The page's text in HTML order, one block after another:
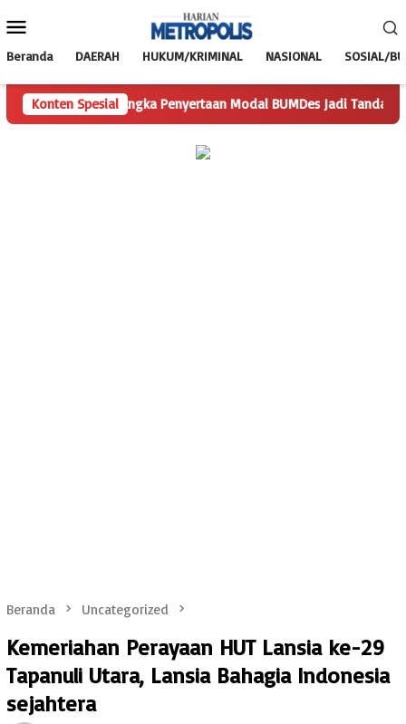
ke
Mobile
Beranda DAERAH HUKUM/KRIMINAL NASIONAL SOSIAL/
Konten Spesial
Angka Penyertaan Modal BUMDes Jadi Tanda Tanya,
Beranda Uncategorized
Kemeriahan Perayaan HUT Lansia ke-29
Tapanuli Utara, Lansia Bahagia Indonesia
sejahtera